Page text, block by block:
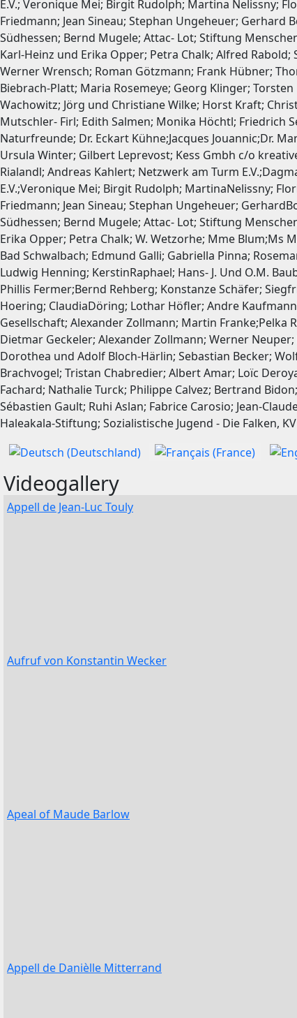
Sélectionnez votre langue
Videogallery
Appell de Jean-Luc Touly
Aufruf von Konstantin Wecker
Apeal of Maude Barlow
Appell de Danièlle Mitterrand